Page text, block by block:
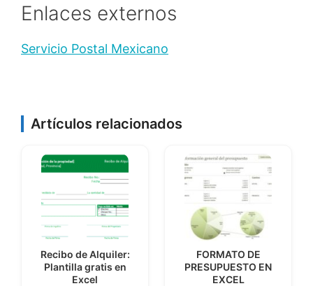
Enlaces externos
Servicio Postal Mexicano
Artículos relacionados
Recibo de Alquiler:
Plantilla gratis en
Excel
FORMATO DE
PRESUPUESTO EN
EXCEL